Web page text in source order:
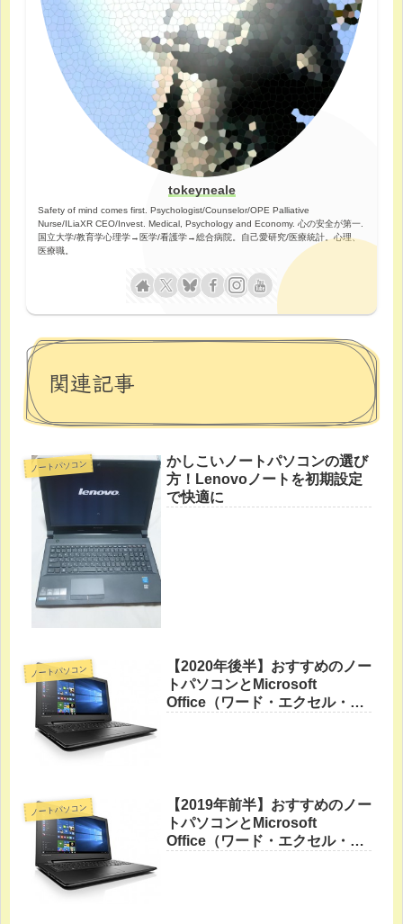
tokeyneale
Safety of mind comes first. Psychologist/Counselor/OPE Palliative
Nurse/ILiaXR CEO/Invest. Medical, Psychology and Economy. 心の安全が第一.
国立大学/教育学心理学→医学/看護学→総合病院。自己愛研究/医療統計。心理、
医療職。
関連記事
ノートパソコン
かしこいノートパソコンの選び
方！Lenovoノートを初期設定
で快適に
ノートパソコン
【2020年後半】おすすめのノー
トパソコンとMicrosoft
Office（ワード・エクセル・パ
ノートパソコン
【2019年前半】おすすめのノー
トパソコンとMicrosoft
Office（ワード・エクセル・パ